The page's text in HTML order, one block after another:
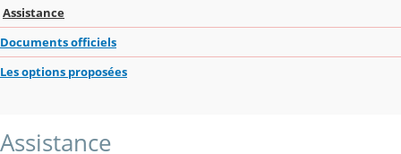
Assistance
Documents officiels
Les options proposées
Assistance